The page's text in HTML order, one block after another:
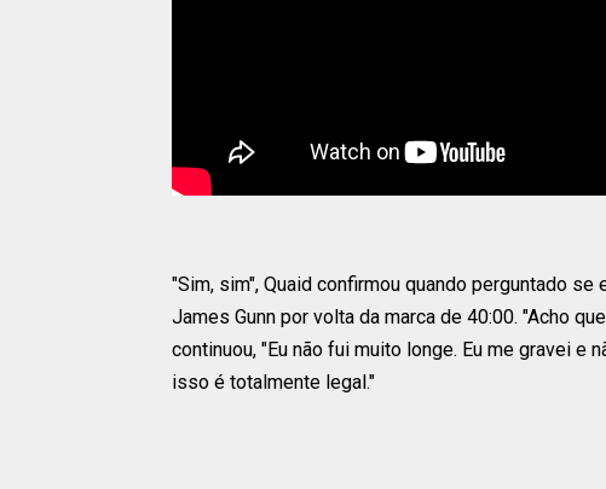
"Sim, sim", Quaid confirmou quando perguntado
James Gunn por volta da marca de 40:00. "Acho
continuou, "Eu não fui muito longe. Eu me gravei e
isso é totalmente legal."